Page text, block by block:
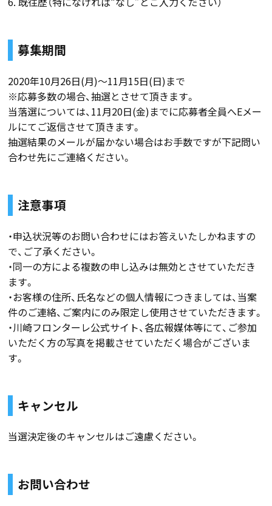
募集期間
2020年10月26日(月)～11月15日(日)まで
※応募多数の場合、抽選とさせて頂きます。
当落選については、11月20日(金)までに応募者全員へEメー
ルにてご返信させて頂きます。
抽選結果のメールが届かない場合はお手数ですが下記問い
合わせ先にご連絡ください。
注意事項
・申込状況等のお問い合わせにはお答えいたしかねますの
で、ご了承ください。
・同一の方による複数の申し込みは無効とさせていただき
ます。
・お客様の住所、氏名などの個人情報につきましては、当案
件のご連絡、ご案内にのみ限定し使用させていただきます。
・川崎フロンターレ公式サイト、各広報媒体等にて、ご参加
いただく方の写真を掲載させていただく場合がございま
す。
キャンセル
当選決定後のキャンセルはご遠慮ください。
お問い合わせ